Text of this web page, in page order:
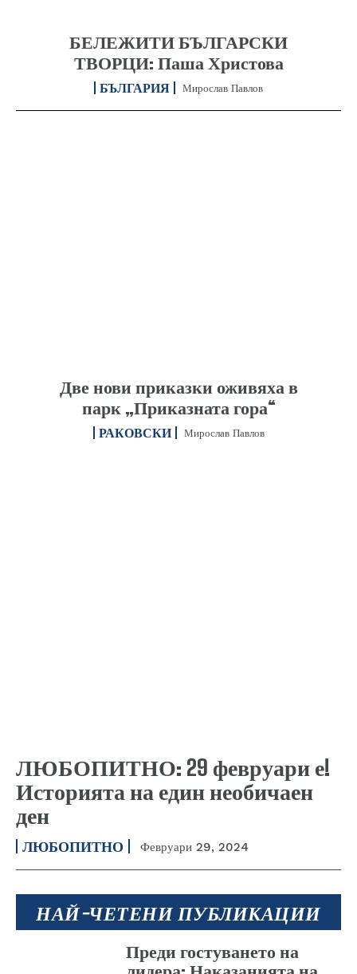
БЕЛЕЖИТИ БЪЛГАРСКИ
ТВОРЦИ: Паша Христова
БЪЛГАРИЯ Мирослав Павлов
Две нови приказки оживяха в
парк „Приказната гора“
РАКОВСКИ Мирослав Павлов
ЛЮБОПИТНО: 29 февруари е!
Историята на един необичаен
ден
ЛЮБОПИТНО Февруари 29, 2024
НАЙ-ЧЕТЕНИ ПУБЛИКАЦИИ
Преди гостуването на